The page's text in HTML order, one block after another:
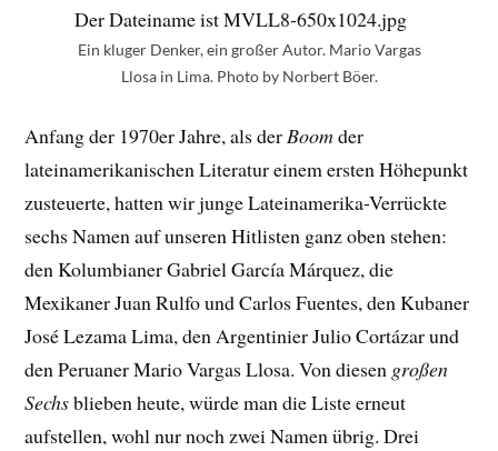
Ein kluger Denker, ein großer Autor. Mario Vargas
Llosa in Lima. Photo by Norbert Böer.
Anfang der 1970er Jahre, als derBoomder
lateinamerikanischen Literatur einem ersten Höhepunkt
zusteuerte, hatten wir junge Lateinamerika-Verrückte
sechs Namen auf unseren Hitlisten ganz oben stehen:
den Kolumbianer Gabriel García Márquez, die
Mexikaner Juan Rulfo und Carlos Fuentes, den Kubaner
José Lezama Lima, den Argentinier Julio Cortázar und
den Peruaner Mario Vargas Llosa. Von diesen großen
Sechsblieben heute, würde man die Liste erneut
aufstellen, wohl nur noch zwei Namen übrig. Drei